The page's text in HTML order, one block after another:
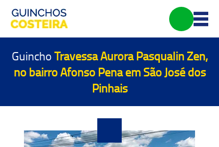
GuinchoTravessa Aurora Pasqualin Zen,
no bairro Afonso Pena em São José dos
Pinhais